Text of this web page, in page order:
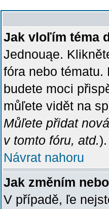
Jak vloľím téma
Jednouąe.
fóra nebo
budete moci
můľete vidět na
Můľete přidat
v tomto fóru, atd.).
Návrat nahoru
Jak změním
V případě, ľe